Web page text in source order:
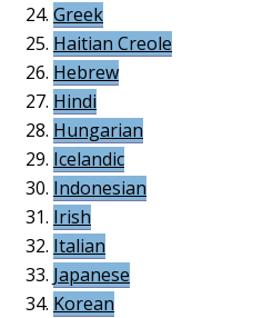
Greek
Haitian Creole
Hebrew
Hindi
Hungarian
Icelandic
Indonesian
Irish
Italian
Japanese
Korean